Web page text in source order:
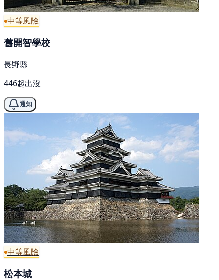
中等風險
舊開智學校
長野縣
446起出沒
通知
中等風險
松本城